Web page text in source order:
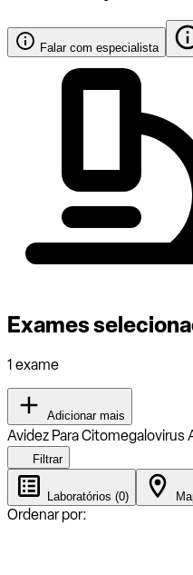
Falar com especialista
Exames
1 exame
Adicionar mais
Avidez Para Citomegalovirus
Filtrar
Laboratórios (0)
Ordenar por: